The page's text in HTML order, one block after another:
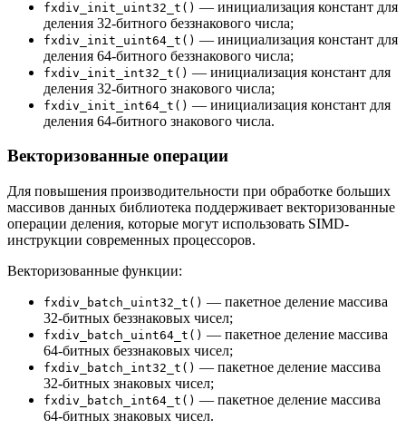
fxdiv_init_uint32_t() — инициализация констант для
деления 32-битного беззнакового числа;
fxdiv_init_uint64_t() — инициализация констант для
деления 64-битного беззнакового числа;
fxdiv_init_int32_t() — инициализация констант для
деления 32-битного знакового числа;
fxdiv_init_int64_t() — инициализация констант для
деления 64-битного знакового числа.
Векторизованные операции
Для повышения производительности при обработке больших
массивов данных библиотека поддерживает векторизованные
операции деления, которые могут использовать SIMD-
инструкции современных процессоров.
Векторизованные функции:
fxdiv_batch_uint32_t() — пакетное деление массива
32-битных беззнаковых чисел;
fxdiv_batch_uint64_t() — пакетное деление массива
64-битных беззнаковых чисел;
fxdiv_batch_int32_t() — пакетное деление массива
32-битных знаковых чисел;
fxdiv_batch_int64_t() — пакетное деление массива
64-битных знаковых чисел.